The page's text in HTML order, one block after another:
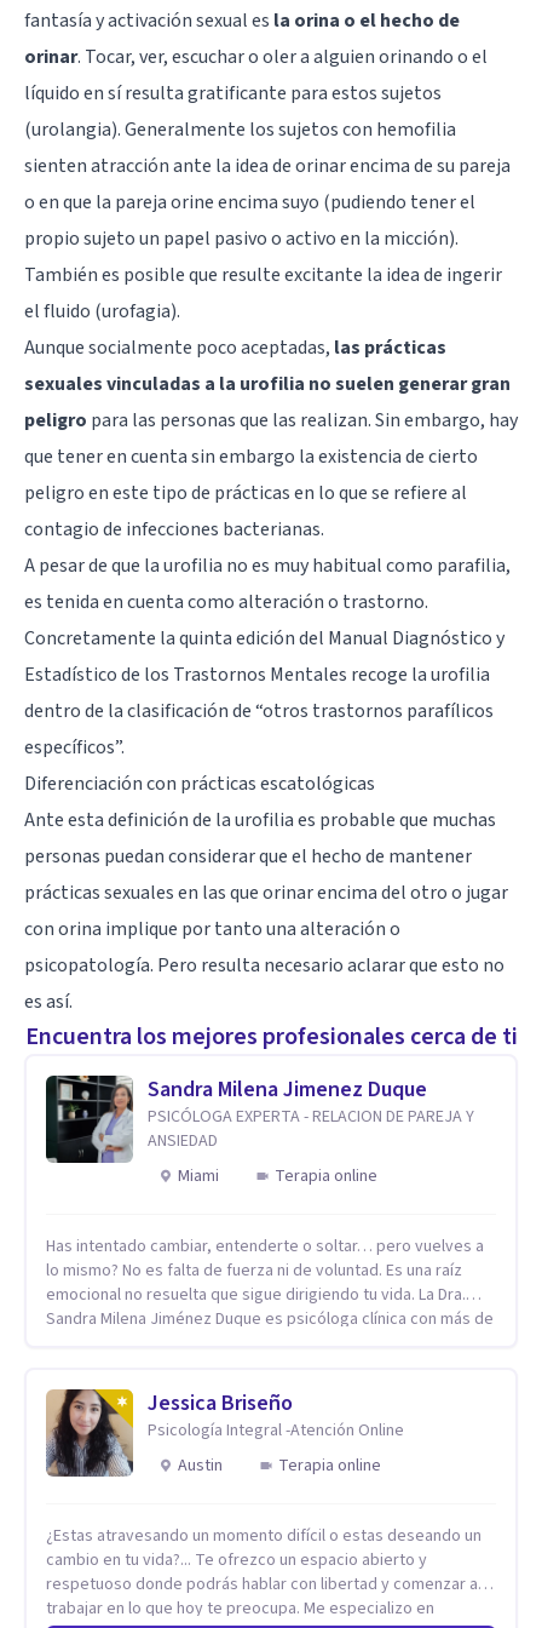
fantasía y activación sexual es la orina o el hecho de
orinar. Tocar, ver, escuchar o oler a alguien orinando o el
líquido en sí resulta gratificante para estos sujetos
(urolangia). Generalmente los sujetos con hemofilia
sienten atracción ante la idea de orinar encima de su pareja
o en que la pareja orine encima suyo (pudiendo tener el
propio sujeto un papel pasivo o activo en la micción).
También es posible que resulte excitante la idea de ingerir
el fluido (urofagia).
Aunque socialmente poco aceptadas, las prácticas
sexuales vinculadas a la urofilia no suelen generar gran
peligro para las personas que las realizan. Sin embargo, hay
que tener en cuenta sin embargo la existencia de cierto
peligro en este tipo de prácticas en lo que se refiere al
contagio de infecciones bacterianas.
A pesar de que la urofilia no es muy habitual como parafilia,
es tenida en cuenta como alteración o trastorno.
Concretamente la quinta edición del Manual Diagnóstico y
Estadístico de los Trastornos Mentales recoge la urofilia
dentro de la clasificación de “otros trastornos parafílicos
específicos”.
Diferenciación con prácticas escatológicas
Ante esta definición de la urofilia es probable que muchas
personas puedan considerar que el hecho de mantener
prácticas sexuales en las que orinar encima del otro o jugar
con orina implique por tanto una alteración o
psicopatología. Pero resulta necesario aclarar que esto no
es así.
Encuentra los mejores profesionales cerca de ti
Sandra Milena Jimenez Duque
PSICÓLOGA EXPERTA - RELACION DE PAREJA Y
ANSIEDAD
Miami
Terapia online
Has intentado cambiar, entenderte o soltar… pero vuelves a
lo mismo? No es falta de fuerza ni de voluntad. Es una raíz
emocional no resuelta que sigue dirigiendo tu vida. La Dra.
Sandra Milena Jiménez Duque es psicóloga clínica con más de
ansiedad, la baja autoestima, la dependencia emocional y los
conflictos de pareja. Ha trabajado con pacientes en
diferentes países, acompañando procesos complejos. Su
enfoque terapéutico se diferencia por una premisa clara: no
sistema emocional, reprocesamiento de heridas de la
infancia y reestructuración cognitiva profunda, permitiendo
transformar patrones, emociones y decisiones desde su
origen. Si buscas un proceso superficial, este no es el lugar.
Jessica Briseño
Psicología Integral -Atención Online
Austin
Terapia online
¿Estas atravesando un momento difícil o estas deseando un
cambio en tu vida?... Te ofrezco un espacio abierto y
respetuoso donde podrás hablar con libertad y comenzar a
trabajar en lo que hoy te preocupa. Me especializo en